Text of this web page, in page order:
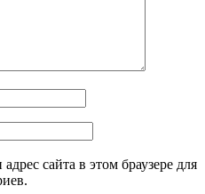
сайта в этом браузере для